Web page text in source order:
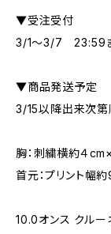
▼受注受付
3/1～3/7 23:59
▼商品発送予定
3/15以降出来次第
胸：刺繍横約４
首元：プリント幅
10.0オンス クルー